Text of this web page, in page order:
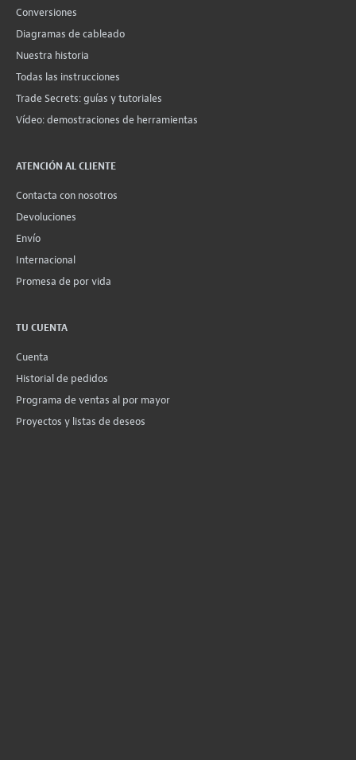
Conversiones
Diagramas de cableado
Nuestra historia
Todas las instrucciones
Trade Secrets: guías y tutoriales
Vídeo: demostraciones de herramientas
ATENCIÓN AL CLIENTE
Contacta con nosotros
Devoluciones
Envío
Internacional
Promesa de por vida
TU CUENTA
Cuenta
Historial de pedidos
Programa de ventas al por mayor
Proyectos y listas de deseos